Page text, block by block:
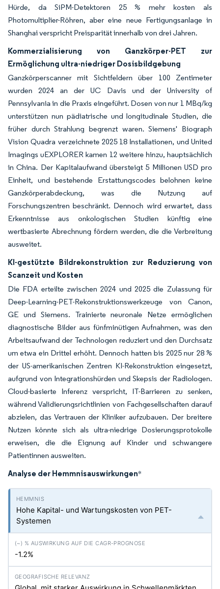
Hürde, da SiPM-Detektoren 25 % mehr kosten als
Photomultiplier-Röhren, aber eine neue Fertigungsanlage in
Shanghai verspricht Preisparität innerhalb von drei Jahren.
Kommerzialisierung von Ganzkörper-PET zur
Ermöglichung ultra-niedriger Dosisbildgebung
Ganzkörperscanner mit Sichtfeldern über 100 Zentimeter
wurden 2024 an der UC Davis und der University of
Pennsylvania in die Praxis eingeführt. Dosen von nur 1 MBq/kg
unterstützen nun pädiatrische und longitudinale Studien, die
früher durch Strahlung begrenzt waren. Siemens' Biograph
Vision Quadra verzeichnete 2025 18 Installationen, und United
Imagings uEXPLORER kamen 12 weitere hinzu, hauptsächlich
in China. Der Kapitalaufwand übersteigt 5 Millionen USD pro
Einheit, und bestehende Erstattungscodes belohnen keine
Ganzkörperabdeckung, was die Nutzung auf
Forschungszentren beschränkt. Dennoch wird erwartet, dass
Erkenntnisse aus onkologischen Studien künftig eine
wertbasierte Abrechnung fördern werden, die die Verbreitung
ausweitet.
KI-gestützte Bildrekonstruktion zur Reduzierung von
Scanzeit und Kosten
Die FDA erteilte zwischen 2024 und 2025 die Zulassung für
Deep-Learning-PET-Rekonstruktionswerkzeuge von Canon,
GE und Siemens. Trainierte neuronale Netze ermöglichen
diagnostische Bilder aus fünfminütigen Aufnahmen, was den
Arbeitsaufwand der Technologen reduziert und den Durchsatz
um etwa ein Drittel erhöht. Dennoch hatten bis 2025 nur 28 %
der US-amerikanischen Zentren KI-Rekonstruktion eingesetzt,
aufgrund von Integrationshürden und Skepsis der Radiologen.
Cloud-basierte Inferenz verspricht, IT-Barrieren zu senken,
während Validierungsrichtlinien von Fachgesellschaften darauf
abzielen, das Vertrauen der Kliniker aufzubauen. Der breitere
Nutzen könnte sich als ultra-niedrige Dosierungsprotokolle
erweisen, die die Eignung auf Kinder und schwangere
Patientinnen ausweiten.
Analyse der Hemmnisauswirkungen*
Hohe Kapital- und Wartungskosten von PET-
Systemen
-1.2%